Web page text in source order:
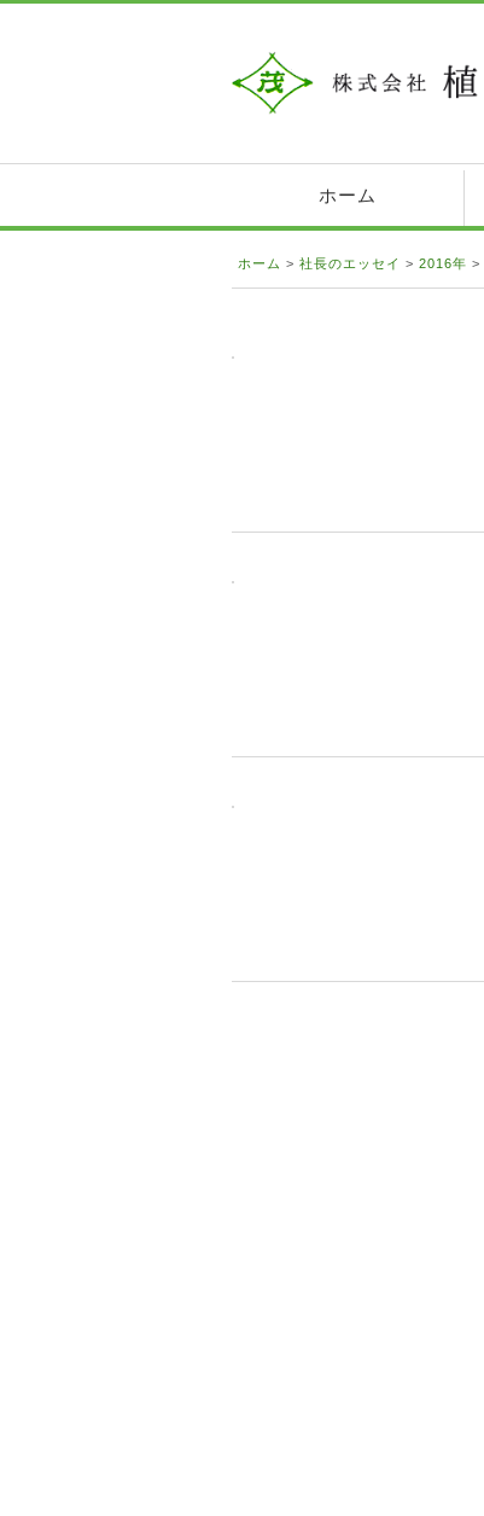
ホーム
ホーム > 社長のエッセイ > 2016年 >